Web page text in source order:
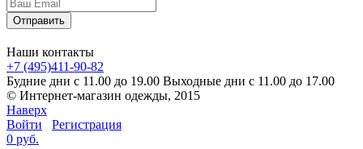
Отправить
Наши контакты
+7 (495)411-90-82
Будние дни с 11.00 до 19.00 Выходные дни с 11.00 до 17.00
© Интернет-магазин одежды, 2015
Наверх
Войти
Регистрация
0 руб.